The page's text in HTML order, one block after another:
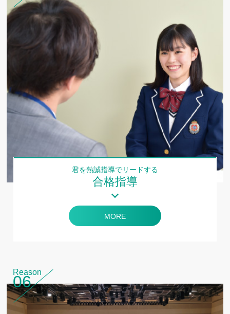
君を熱誠指導でリードする
合格指導
MORE
Reason
06